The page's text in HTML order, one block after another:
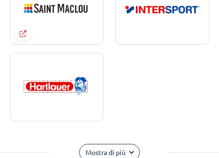
Mostra di più